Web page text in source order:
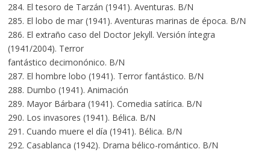
284. El tesoro de Tarzán (1941). Aventuras. B/N
285. El lobo de mar (1941). Aventuras marinas de época. B/N
286. El extraño caso del Doctor Jekyll. Versión íntegra
(1941/2004). Terror
fantástico decimonónico. B/N
287. El hombre lobo (1941). Terror fantástico. B/N
288. Dumbo (1941). Animación
289. Mayor Bárbara (1941). Comedia satírica. B/N
290. Los invasores (1941). Bélica. B/N
291. Cuando muere el día (1941). Bélica. B/N
292. Casablanca (1942). Drama bélico-romántico. B/N